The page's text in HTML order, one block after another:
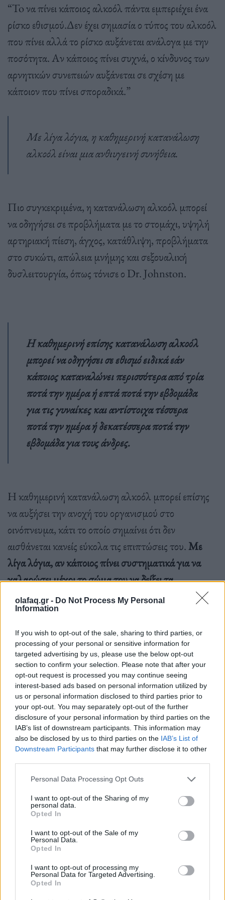
olafaq.gr - Do Not Process My Personal
Information
If you wish to opt-out of the sale, sharing to third parties, or
processing of your personal or sensitive information for
targeted advertising by us, please use the below opt-out
section to confirm your selection. Please note that after your
opt-out request is processed you may continue seeing
interest-based ads based on personal information utilized by
us or personal information disclosed to third parties prior to
your opt-out. You may separately opt-out of the further
disclosure of your personal information by third parties on the
IAB’s list of downstream participants. This information may
also be disclosed by us to third parties on the IAB’s List of
Downstream Participants that may further disclose it to other
Personal Data Processing Opt Outs
I want to opt-out of the Sharing of my
personal data.
Opted In
I want to opt-out of the Sale of my
Personal Data.
Opted In
I want to opt-out of processing my
Personal Data for Targeted Advertising.
Opted In
“To να πίνει κάποιος αλκοόλ πάντα εμπεριέχει ένα
ρίσκο εθισμού.Δεν έχει σημασία ο τύπος του αλκοόλ
που πίνει αλλά το ρίσκο αυξάνεται ανάλογα με την
ποσότητα. Αν κάποιος πίνει συχνά, ο κίνδυνος των
αρνητικών συνεπειών αυξάνεται σε σχέση με
κάποιον που πίνει σποραδικά.”
Με λίγα λόγια, η καθημερινή κατανάλωση
αλκοόλ είναι μια ανθιυγεινή συνήθεια.
Πιο συγκεκριμένα, η κατανάλωση αλκοόλ μπορεί
να οδηγήσει σε προβλήματα με το στομάχι, υψηλή
αρτηριακή πίεση, άγχος, κατάθλιψη, προβλήματα
στο συκώτι, απώλεια μνήμης και σεξουαλική
δυσλειτουργία, όπως τόνισε ο Dr. Johnston.
Η καθημερινή επίσης κατανάλωση αλκοόλ
μπορεί να οδηγήσει σε εθισμό ειδικά εάν
κάποιος καταναλώνει περισσότερα από τρία
ποτά την ημέρα ή επτά ποτά την εβδομάδα
για τις γυναίκες και αντίστοιχα τέσσερα
ποτά την ημέρα ή δεκατέσσερα ποτά την
εβδομάδα για τους άνδρες.
Η καθημερινή κατανάλωση αλκοόλ μπορεί επίσης
να αυξήσει την ανοχή του οργανισμού στο
οινόπνευμα, κάτι το οποίο σημαίνει ότι δεν
αισθάνεται κανείς εύκολα τις επιπτώσεις του.Με
λίγα λόγια, αν κάποιος πίνει συστηματικά για να
χαλαρώσει μέχρι το σώμα του να δείξει τα
σημάδια,καθώς αυξάνεται η ανοχή του στο αλκοόλ
θα πίνει ολο και περισσότερο μέχρι να χαλαρώσει.
Έτσι μπορεί να ξεκινήσει ως μέσος πότης
και τελικά να καταλήξει ένας σκληρός
πότης.
Σύμφωνα με τα στατιστικά, ο μέσος άνθρωπος πίνει
ένα ποτό αν είναι γυναίκα και δυο ποτά αν είναι
άνδρας.
Aλκοολικός θεωρείται ένας άνθρωπος όταν
τέσσερα ποτά την ημέρα -αν είναι άνδρας. Σε
από επτά ποτά την εβδομάδα για μια γυναίκα και
δεκατέσσερα για έναν άνδρα.
διαιρείται σε ελαφρύ, μέσο και σοβαρό και μερικά
από τα πιο συχνά σημάδια είναι τα ακόλουθα: H